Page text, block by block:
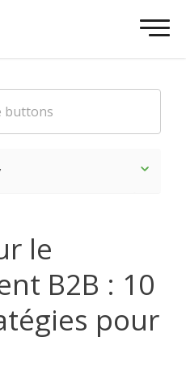
le
B2B : 10
pour